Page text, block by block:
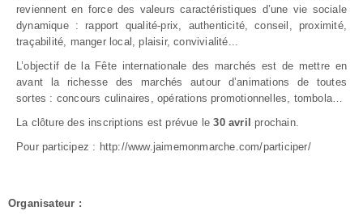
reviennent en force des valeurs caractéristiques d’une vie sociale
dynamique : rapport qualité-prix, authenticité, conseil, proximité,
traçabilité, manger local, plaisir, convivialité...
L’objectif de la Fête internationale des marchés est de mettre en
avant la richesse des marchés autour d’animations de toutes
sortes : concours culinaires, opérations promotionnelles, tombola…
La clôture des inscriptions est prévue le30 avril prochain.
Pour participez : http://www.jaimemonmarche.com/participer/
Organisateur :